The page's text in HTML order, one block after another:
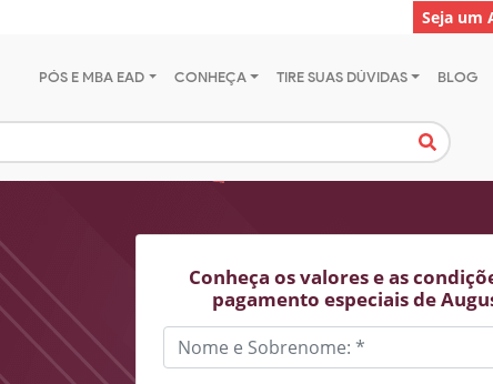
Seja um
PÓS E MBA EAD CONHEÇA TIRE SUAS DÚVIDAS BLOG
Conheça os valores e as
pagamento especiais de